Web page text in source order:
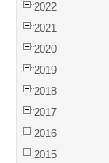
2022
2021
2020
2019
2018
2017
2016
2015